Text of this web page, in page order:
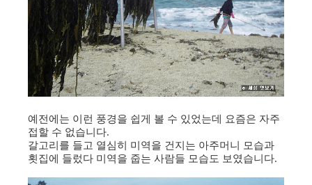
예전에는 이런 풍경을 쉽게 볼 수 있었는데 요즘은 자주
접할 수 없습니다.
갈고리를 들고 열심히 미역을 건지는 아주머니 모습과
횟집에 들렀다 미역을 줍는 사람들 모습도 보였습니다.